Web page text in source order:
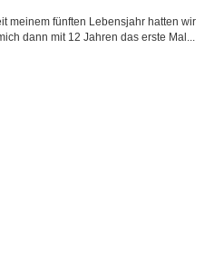
meinem fünften Lebensjahr hatten wir
dann mit 12 Jahren das erste Mal...